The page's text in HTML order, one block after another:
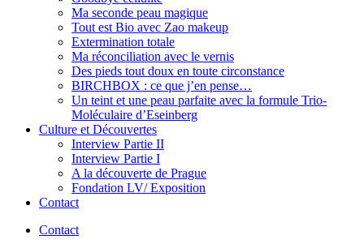
Ma seconde peau magique
Tout est Bio avec Zao makeup
Extermination totale
Ma réconciliation avec le vernis
Des pieds tout doux en toute circonstance
BIRCHBOX : ce que j’en pense…
Un teint et une peau parfaite avec la formule Trio-
Moléculaire d’Eseinberg
Culture et Découvertes
Interview Partie II
Interview Partie I
A la découverte de Prague
Fondation LV/ Exposition
Contact
Contact